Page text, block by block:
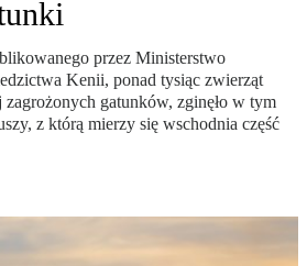
przez Ministerstwo
Kenii, ponad tysiąc zwierząt
zagrożonych gatunków, zginęło w tym
z którą mierzy się wschodnia część